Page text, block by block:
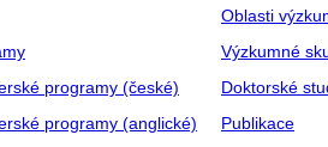
programy (české)
programy (anglické)
Oblasti
Výzkumné
Doktorské
Publikace